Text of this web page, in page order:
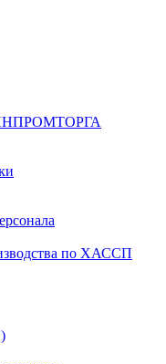
по ХАССП